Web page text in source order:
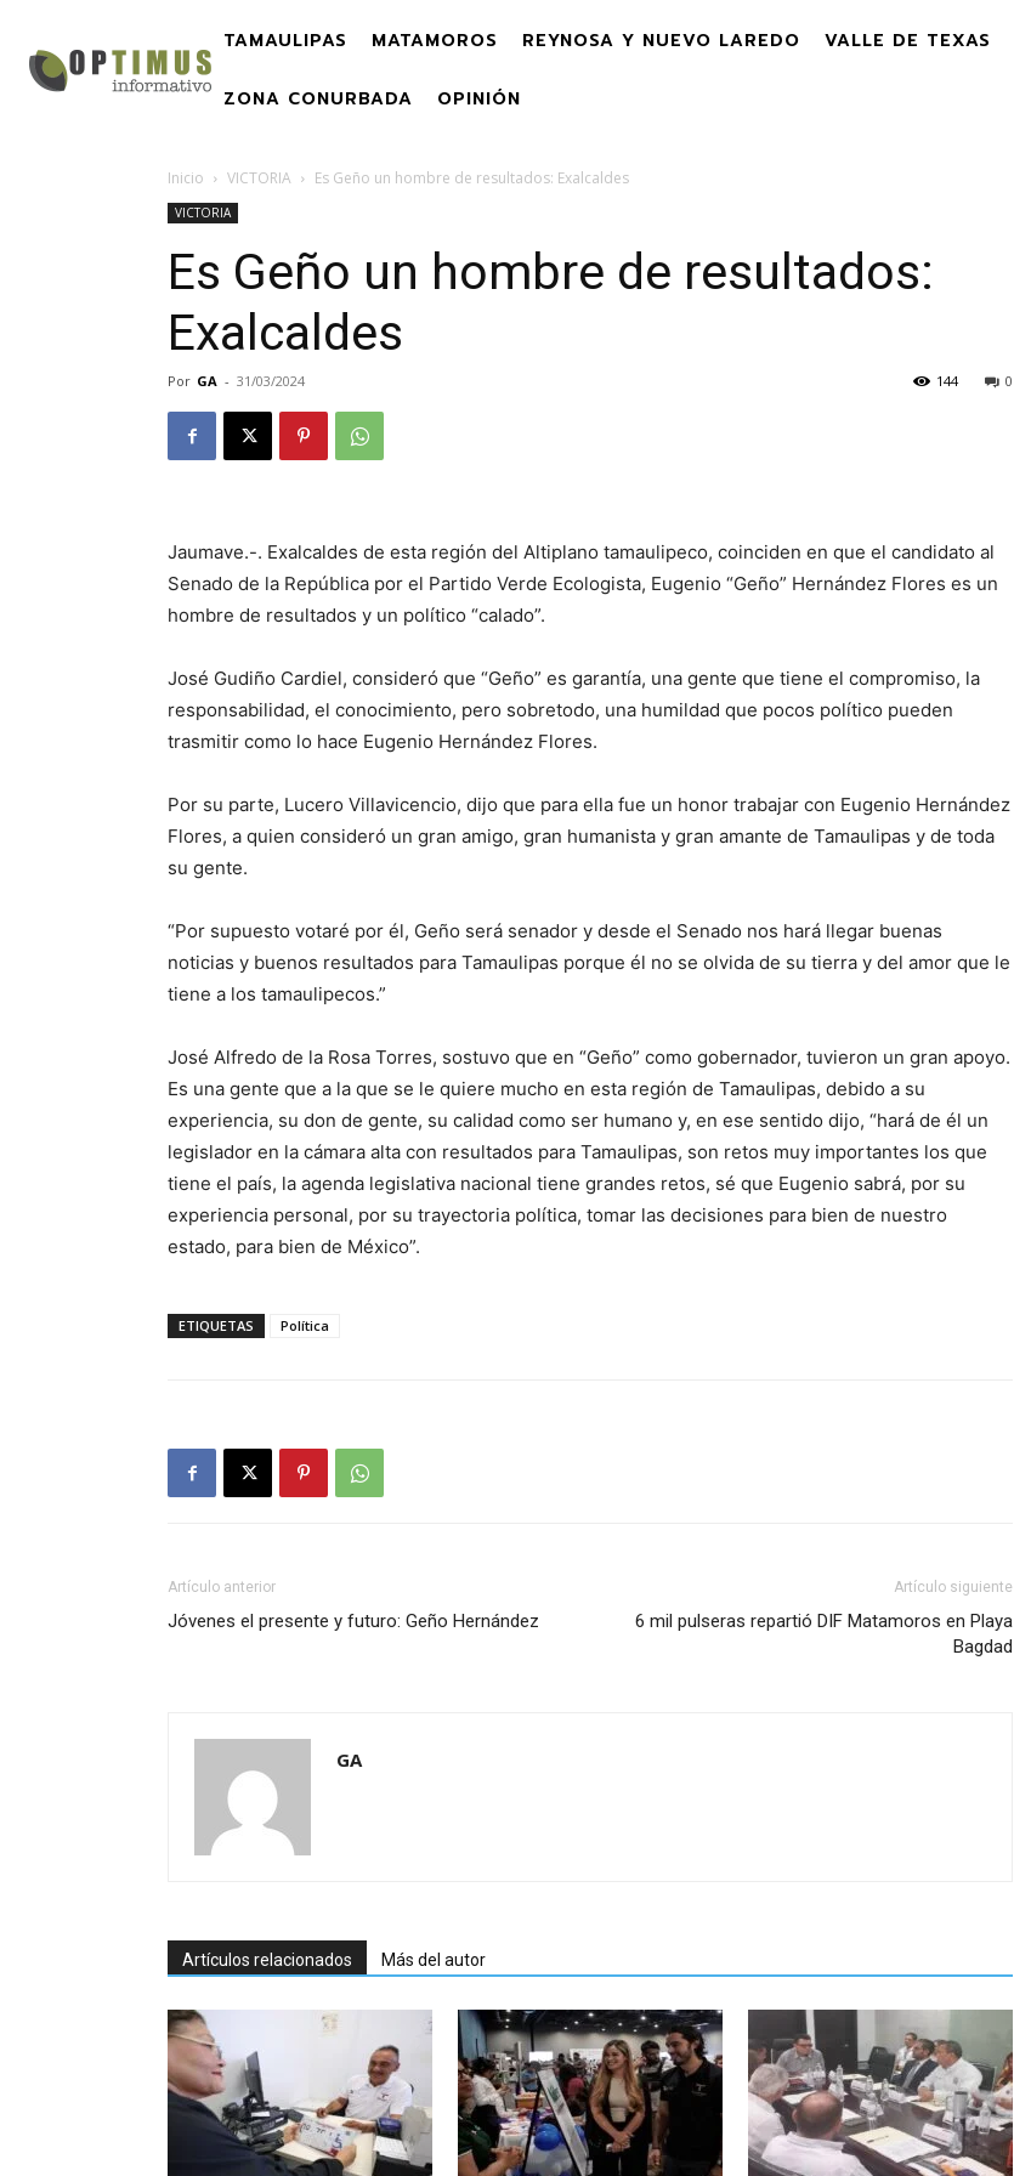
TAMAULIPAS MATAMOROS REYNOSA Y NUEVO LAREDO VALLE DE TEXAS
ZONA CONURBADA OPINIÓN
Inicio VICTORIA Es Geño un hombre de resultados: Exalcaldes
VICTORIA
Es Geño un hombre de resultados:
Exalcaldes
Por GA - 31/03/2024 0
144
Jaumave.-. Exalcaldes de esta región del Altiplano tamaulipeco, coinciden en que el candidato al
Senado de la República por el Partido Verde Ecologista, Eugenio “Geño” Hernández Flores es un
hombre de resultados y un político “calado”.
José Gudiño Cardiel, consideró que “Geño” es garantía, una gente que tiene el compromiso, la
responsabilidad, el conocimiento, pero sobretodo, una humildad que pocos político pueden
trasmitir como lo hace Eugenio Hernández Flores.
Por su parte, Lucero Villavicencio, dijo que para ella fue un honor trabajar con Eugenio Hernández
Flores, a quien consideró un gran amigo, gran humanista y gran amante de Tamaulipas y de toda
su gente.
“Por supuesto votaré por él, Geño será senador y desde el Senado nos hará llegar buenas
noticias y buenos resultados para Tamaulipas porque él no se olvida de su tierra y del amor que le
tiene a los tamaulipecos.”
José Alfredo de la Rosa Torres, sostuvo que en “Geño” como gobernador, tuvieron un gran apoyo.
Es una gente que a la que se le quiere mucho en esta región de Tamaulipas, debido a su
experiencia, su don de gente, su calidad como ser humano y, en ese sentido dijo, “hará de él un
legislador en la cámara alta con resultados para Tamaulipas, son retos muy importantes los que
tiene el país, la agenda legislativa nacional tiene grandes retos, sé que Eugenio sabrá, por su
experiencia personal, por su trayectoria política, tomar las decisiones para bien de nuestro
estado, para bien de México”.
ETIQUETAS Política
Artículo anterior
Jóvenes el presente y futuro: Geño Hernández
Artículo siguiente
6 mil pulseras repartió DIF Matamoros en Playa
Bagdad
GA
Artículos relacionados Más del autor